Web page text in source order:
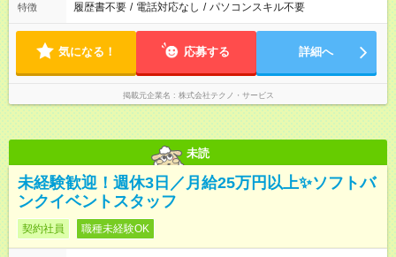
特徴 履歴書不要 / 電話対応なし / パソコンスキル不要
気になる！ 応募する 詳細へ
掲載元企業名 株式会社テクノ・サービス
未読
未経験歓迎！週休3日／月給25万円以上✨ソフトバ
ンクイベントスタッフ
契約社員 職種未経験OK